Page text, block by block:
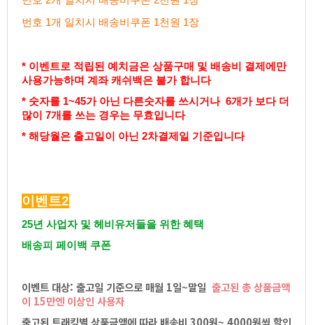
번호1개일치시배송비쿠폰1천원1장
*이벤트로적립된예치금은상품구매및배송비결제에만
사용가능하며계좌캐쉬백은불가합니다
*숫자를1~45가아닌다른숫자를쓰시거나6개가보다더
많이7개를쓰는경우는무효입니다
*해당월은출고일이아닌2차결제일기준입니다
이벤트2
25년사업자및헤비유저들을위한혜 택
배송피페이백쿠폰
이벤트대상:출고일기준으로매월1일~말일 출고된총상품금액
이15만엔이상인사용자
출고된트래킹별상품금액에따라배송비300원~4000원씩할인